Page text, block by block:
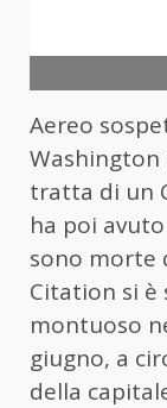
Aereo
Washington
tratta di un
ha poi
sono morte
Citation si
montuoso
giugno, a
della